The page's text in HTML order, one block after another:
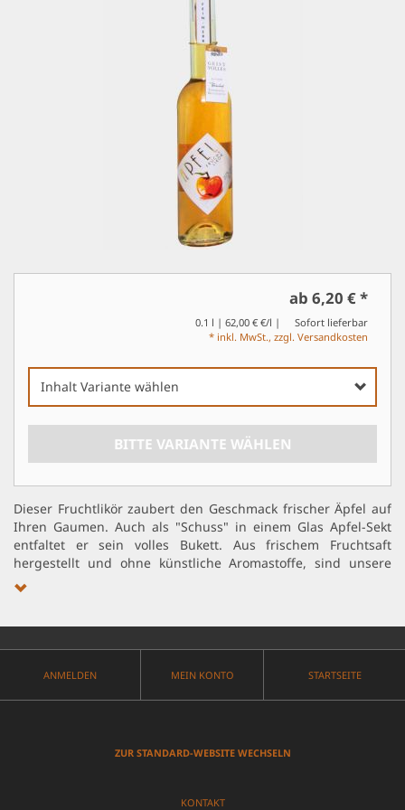
ab 6,20 €*
0.1 l | 62,00 € €/l
Sofort lieferbar
* inkl. MwSt., zzgl. Versandkosten
Inhalt Variante wählen
BITTE VARIANTE WÄHLEN
Dieser Fruchtlikör zaubert den Geschmack frischer Äpfel auf
Ihren Gaumen. Auch als "Schuss" in einem Glas Apfel-Sekt
entfaltet er sein volles Bukett. Aus frischem Fruchtsaft
hergestellt und ohne künstliche Aromastoffe, sind unsere
Frucht-Liköre nicht nur "Genuss pur", sondern auch "Natur
erhältlich. Verschlossen mit einem goldenen Holzgriffkork in
Kugelform sind diese Flaschen ein Zierde für jede Hausbar
kleinen Anhänger am Flaschenhals ausgestattet.
ANMELDEN MEIN KONTO STARTSEITE
ZUR STANDARD-WEBSITE WECHSELN
KONTAKT